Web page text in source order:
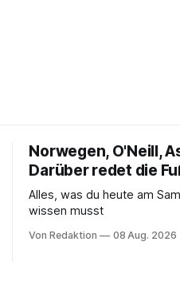
Norwegen, O'Neill,
Darüber redet die
Alles, was du heute am
wissen musst
Von Redaktion 08 Aug. 2026